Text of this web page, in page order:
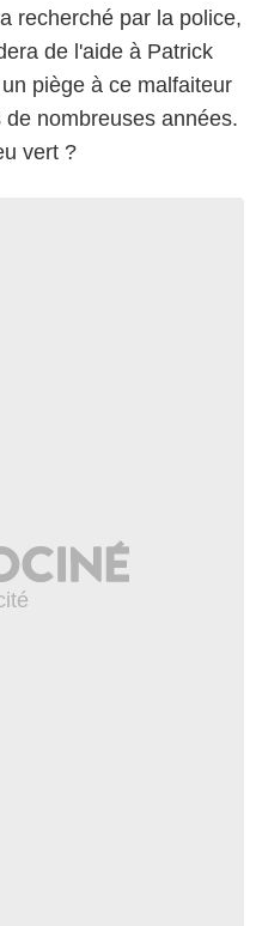
recherché par la police,
de l'aide à Patrick
piège à ce malfaiteur
nombreuses années.
vert ?